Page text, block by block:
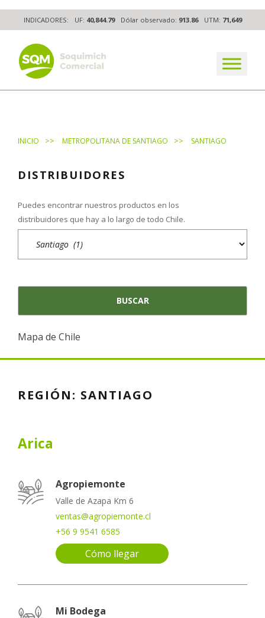
to
content
INDICADORES: UF: 40,844.79 Dólar observado: 913.86 UTM: 71,649
The worldwide business formula
INICIO >> METROPOLITANA DE SANTIAGO >> SANTIAGO
DISTRIBUIDORES
Puedes encontrar nuestros productos en los
distribuidores que hay a lo largo de todo Chile.
Mapa de Chile
REGIÓN: SANTIAGO
Arica
Agropiemonte
Valle de Azapa Km 6
ventas@agropiemonte.cl
+56 9 9541 6585
Cómo llegar
Mi Bodega